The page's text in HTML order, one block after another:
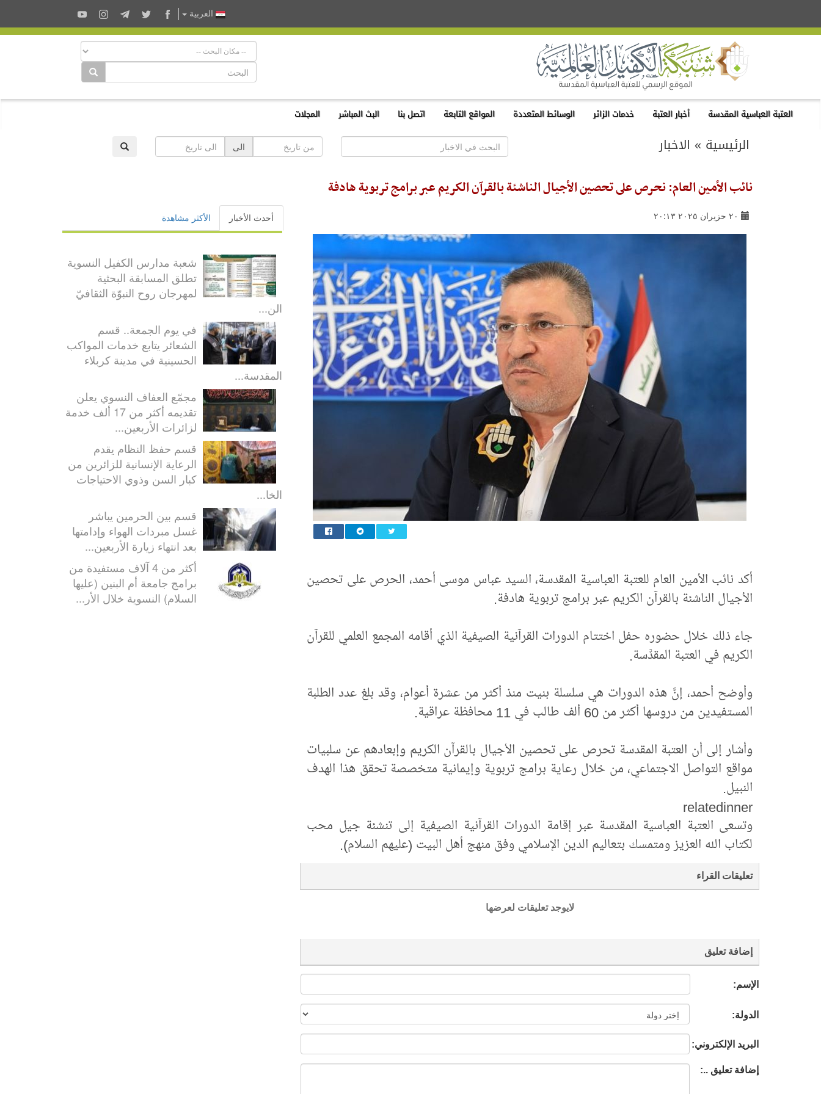
العربية
العتبة العباسية المقدسة أخبار العتبة خدمات الزائر الوسائط المتعددة المواقع التابعة اتصل بنا البث المباشر المجلات
الرئيسية » الاخبار الى
نائب الأمين العام: نحرص على تحصين الأجيال الناشئة بالقرآن الكريم عبر برامج تربوية هادفة
٢٠ حزيران ٢٠٢٥ ٢٠:١٣
أكد نائب الأمين العام للعتبة العباسية المقدسة، السيد عباس موسى أحمد، الحرص على تحصين
الأجيال الناشئة بالقرآن الكريم عبر برامج تربوية هادفة.
جاء ذلك خلال حضوره حفل اختتام الدورات القرآنية الصيفية الذي أقامه المجمع العلمي للقرآن
الكريم في العتبة المقدَّسة.
وأوضح أحمد، إنَّ هذه الدورات هي سلسلة بنيت منذ أكثر من عشرة أعوام، وقد بلغ عدد الطلبة
المستفيدين من دروسها أكثر من 60 ألف طالب في 11 محافظة عراقية.
وأشار إلى أن العتبة المقدسة تحرص على تحصين الأجيال بالقرآن الكريم وإبعادهم عن سلبيات
مواقع التواصل الاجتماعي، من خلال رعاية برامج تربوية وإيمانية متخصصة تحقق هذا الهدف
النبيل.
relatedinner
وتسعى العتبة العباسية المقدسة عبر إقامة الدورات القرآنية الصيفية إلى تنشئة جيل محب
لكتاب الله العزيز ومتمسك بتعاليم الدين الإسلامي وفق منهج أهل البيت (عليهم السلام).
تعليقات القراء
لايوجد تعليقات لعرضها
إضافة تعليق
الإسم:
الدولة:
البريد الإلكتروني:
إضافة تعليق ..:
أحدث الأخبار الأكثر مشاهدة
شعبة مدارس الكفيل النسوية
تطلق المسابقة البحثية
لمهرجان روح النبوّة الثقافيّ
الن...
في يوم الجمعة.. قسم
الشعائر يتابع خدمات المواكب
الحسينية في مدينة كربلاء
المقدسة...
مجمّع العفاف النسوي يعلن
تقديمه أكثر من 17 ألف خدمة
لزائرات الأربعين...
قسم حفظ النظام يقدم
الرعاية الإنسانية للزائرين من
كبار السن وذوي الاحتياجات
الخا...
قسم بين الحرمين يباشر
غسل مبردات الهواء وإدامتها
بعد انتهاء زيارة الأربعين...
أكثر من 4 آلاف مستفيدة من
برامج جامعة أم البنين (عليها
السلام) النسوية خلال الأر...